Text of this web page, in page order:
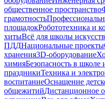
общественное пространство
грамотность
площадокРобототехника и
хитыВсё для школы искусств
ПДДНациональные проекты
хранения3D-оборудование
химияБезопасность в
праздникиТехника и
воспитаниеОснащение
общежитийДистанционное